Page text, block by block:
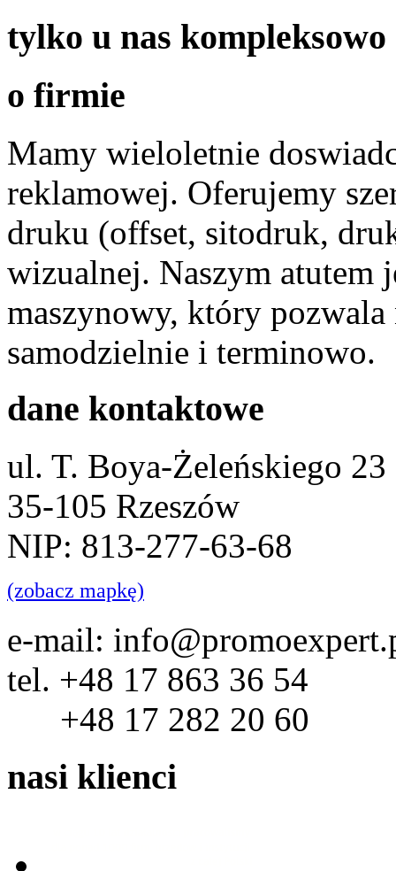
tylko u nas kompleksowo
o firmie
Mamy wieloletnie
reklamowej. Oferujemy
druku (offset, sitodruk,
wizualnej. Naszym atutem
maszynowy, który
samodzielnie i terminowo.
dane kontaktowe
ul. T. Boya-Żeleńskiego 23
35-105 Rzeszów
NIP: 813-277-63-68
(zobacz mapkę)
e-mail:
tel. +48 17 863 36 54
+48 17 282 20 60
nasi klienci